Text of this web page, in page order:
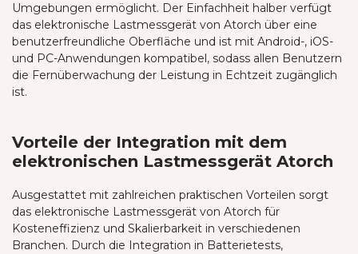
Umgebungen ermöglicht. Der Einfachheit halber verfügt
das elektronische Lastmessgerät von Atorch über eine
benutzerfreundliche Oberfläche und ist mit Android-, iOS-
und PC-Anwendungen kompatibel, sodass allen Benutzern
die Fernüberwachung der Leistung in Echtzeit zugänglich
ist.
Vorteile der Integration mit dem
elektronischen Lastmessgerät Atorch
Ausgestattet mit zahlreichen praktischen Vorteilen sorgt
das elektronische Lastmessgerät von Atorch für
Kosteneffizienz und Skalierbarkeit in verschiedenen
Branchen. Durch die Integration in Batterietests,